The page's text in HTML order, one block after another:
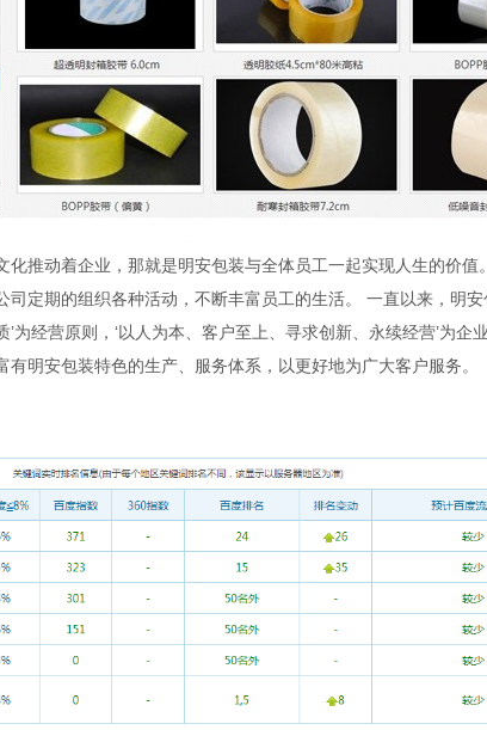
推动着企业，那就是明安包装与全体员工一起实现人生的价值
定期的组织各种活动，不断丰富员工的生活。 一直以来，明安
为经营原则，‘以人为本、客户至上、寻求创新、永续经营’为企
明安包装特色的生产、服务体系，以更好地为广大客户服务。